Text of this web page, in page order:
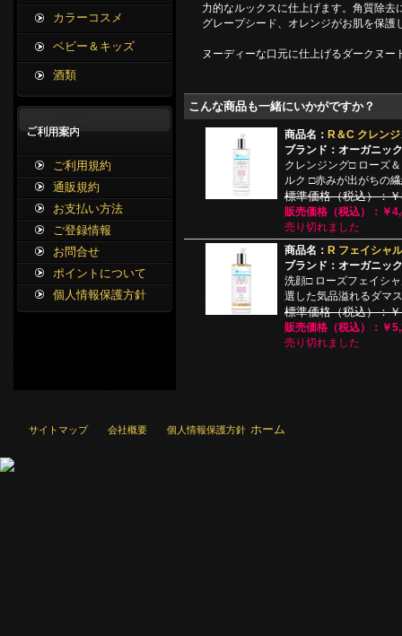
力的なルックスに仕上げます。角質除
グレープシード、オレンジがお肌を保護
ヌーディーな口元に仕上げるダークヌー
こんな商品も一緒にいかがですか？
商品名： R＆C クレン
ブランド：オーガニッ
クレンジング□ ローズ
ルク □赤みが出がちの
標準価格（税込）：
販売価格（税込）：￥
売り切れました
商品名： R フェイシャ
ブランド：オーガニッ
洗顔□ ローズフェイシ
選した気品溢れるダマ
標準価格（税込）：
販売価格（税込）：￥
売り切れました
カラーコスメ
ベビー＆キッズ
酒類
ご利用規約
通販規約
お支払い方法
ご登録情報
お問合せ
ポイントについて
個人情報保護方針
ホーム
サイトマップ 会社概要 個人情報保護方針